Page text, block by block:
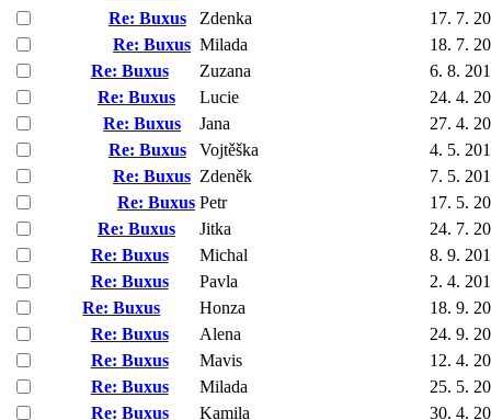
Re: Buxus
Zdenka
17. 7.
Re: Buxus Milada
18. 7.
Re: Buxus
Zuzana
6. 8.
Re: Buxus
Lucie
24. 4.
Re: Buxus
Jana
27. 4.
Re: Buxus
Vojtěška
4. 5.
Re: Buxus Zdeněk
7. 5.
Re: Buxus Petr
17. 5.
Re: Buxus
Jitka
24. 7.
Re: Buxus
Michal
8. 9.
Re: Buxus
Pavla
2. 4.
Re: Buxus
Honza
18. 9.
Re: Buxus
Alena
24. 9.
Re: Buxus
Mavis
12. 4.
Re: Buxus
Milada
25. 5.
Re: Buxus
Kamila
30. 4.